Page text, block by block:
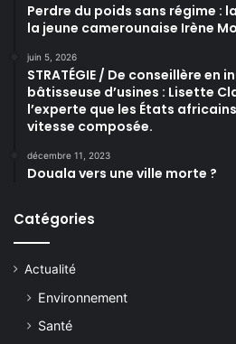
Perdre du poids sans régime :
la jeune camerounaise Irène
juin 5, 2026
STRATÉGIE / De conseillère
bâtisseuse d’usines : Lisette
l’experte que les États
vitesse composée.
décembre 11, 2023
Douala vers une ville morte ?
Catégories
Actualité
Environnement
Santé